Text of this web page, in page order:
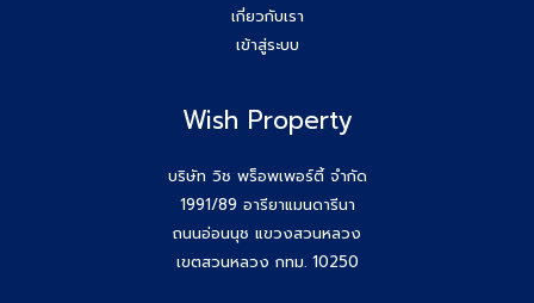
เกี่ยวกับเรา
เข้าสู่ระบบ
Wish Property
บริษัท วิช พร็อพเพอร์ตี้ จำกัด
1991/89 อารียาแมนดารีนา
ถนนอ่อนนุช แขวงสวนหลวง
เขตสวนหลวง กทม. 10250